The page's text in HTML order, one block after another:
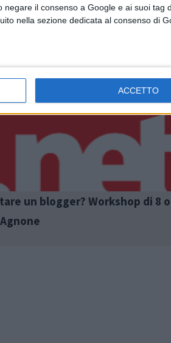
negare il consenso a Google e ai suoi tag
nella sezione dedicata al consenso di
ACCETTO
Articolo precedente
un blogger? Workshop di 8